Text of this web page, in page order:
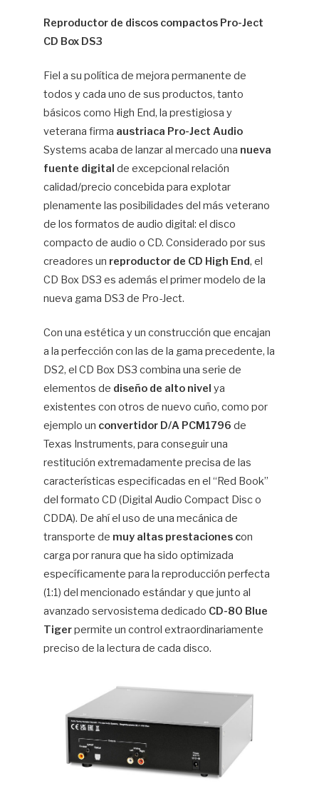
Reproductor de discos compactos Pro-Ject
CD Box DS3
Fiel a su política de mejora permanente de
todos y cada uno de sus productos, tanto
básicos como High End, la prestigiosa y
veterana firma austriaca Pro-Ject Audio
Systems acaba de lanzar al mercado una nueva
fuente digital de excepcional relación
calidad/precio concebida para explotar
plenamente las posibilidades del más veterano
de los formatos de audio digital: el disco
compacto de audio o CD. Considerado por sus
creadores un reproductor de CD High End, el
CD Box DS3 es además el primer modelo de la
nueva gama DS3 de Pro-Ject.
Con una estética y un construcción que encajan
a la perfección con las de la gama precedente, la
DS2, el CD Box DS3 combina una serie de
elementos de diseño de alto nivel ya
existentes con otros de nuevo cuño, como por
ejemplo un convertidor D/A PCM1796 de
Texas Instruments, para conseguir una
restitución extremadamente precisa de las
características especificadas en el “Red Book”
del formato CD (Digital Audio Compact Disc o
CDDA). De ahí el uso de una mecánica de
transporte de muy altas prestaciones con
carga por ranura que ha sido optimizada
específicamente para la reproducción perfecta
(1:1) del mencionado estándar y que junto al
avanzado servosistema dedicado CD-80 Blue
Tigerpermite un control extraordinariamente
preciso de la lectura de cada disco.